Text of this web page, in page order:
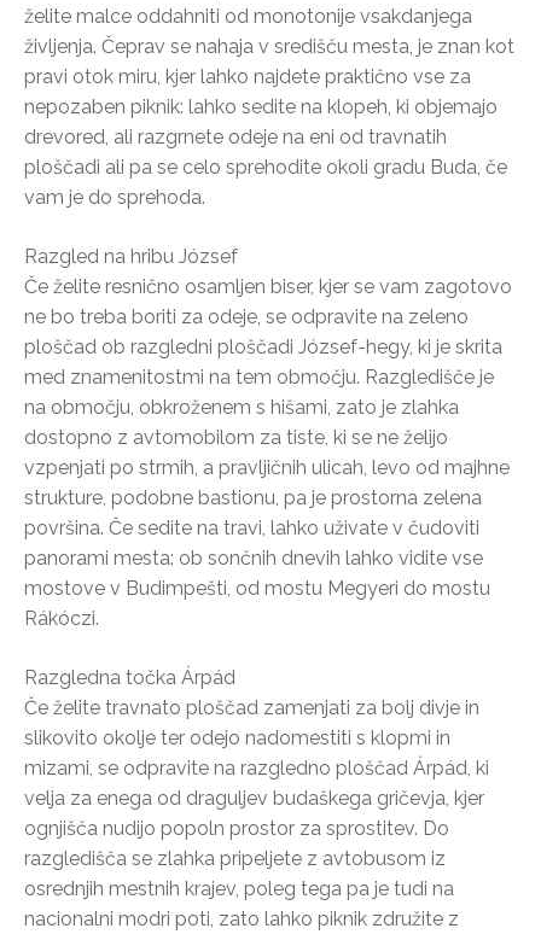
želite malce oddahniti od monotonije vsakdanjega
življenja. Čeprav se nahaja v središču mesta, je znan kot
pravi otok miru, kjer lahko najdete praktično vse za
nepozaben piknik: lahko sedite na klopeh, ki objemajo
drevored, ali razgrnete odeje na eni od travnatih
ploščadi ali pa se celo sprehodite okoli gradu Buda, če
vam je do sprehoda.
Razgled na hribu József
Če želite resnično osamljen biser, kjer se vam zagotovo
ne bo treba boriti za odeje, se odpravite na zeleno
ploščad ob razgledni ploščadi József-hegy, ki je skrita
med znamenitostmi na tem območju. Razgledišče je
na območju, obkroženem s hišami, zato je zlahka
dostopno z avtomobilom za tiste, ki se ne želijo
vzpenjati po strmih, a pravljičnih ulicah, levo od majhne
strukture, podobne bastionu, pa je prostorna zelena
površina. Če sedite na travi, lahko uživate v čudoviti
panorami mesta: ob sončnih dnevih lahko vidite vse
mostove v Budimpešti, od mostu Megyeri do mostu
Rákóczi.
Razgledna točka Árpád
Če želite travnato ploščad zamenjati za bolj divje in
slikovito okolje ter odejo nadomestiti s klopmi in
mizami, se odpravite na razgledno ploščad Árpád, ki
velja za enega od draguljev budaškega gričevja, kjer
ognjišča nudijo popoln prostor za sprostitev. Do
razgledišča se zlahka pripeljete z avtobusom iz
osrednjih mestnih krajev, poleg tega pa je tudi na
nacionalni modri poti, zato lahko piknik združite z